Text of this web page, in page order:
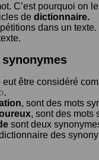
C’est pourquoi on
de dictionnaire.
dans un texte.
eut être considéré
.
, sont des mots
, sont des mots
sont deux
des